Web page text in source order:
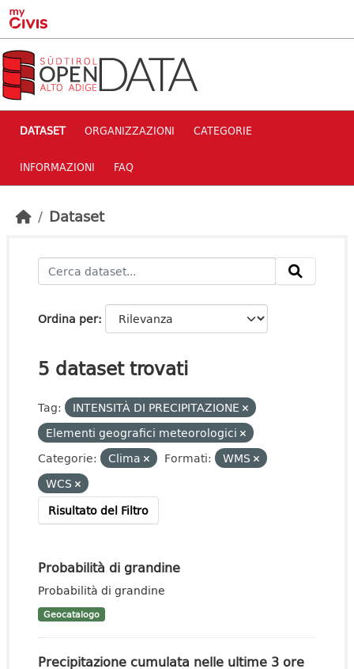
Skip to main content
DATASET ORGANIZZAZIONI CATEGORIE
INFORMAZIONI FAQ
Dataset
Ordina per
5 dataset trovati
Tag:
INTENSITÀ DI PRECIPITAZIONE
Elementi geografici meteorologici
Categorie:
Clima Formati:
WMS
WCS
Risultato del Filtro
Probabilità di grandine
Probabilità di grandine
Geocatalogo
Precipitazione cumulata nelle ultime 3 ore